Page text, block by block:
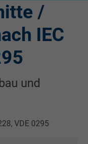
/
IEC
und
VDE 0295